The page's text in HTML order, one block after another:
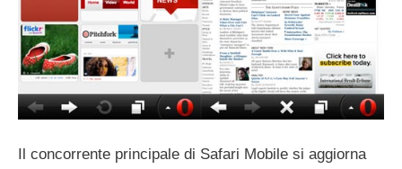
Il concorrente principale di Safari Mobile si aggiorna